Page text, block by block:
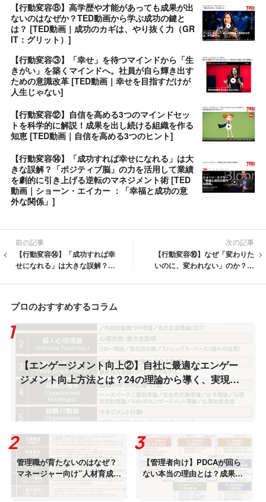
【行動変容⑧】高学歴や才能があっても成果が出
ないのはなぜか？TED動画から学ぶ成功の鍵と
は？ [TED動画｜成功のカギは、やり抜く力（GR
IT：グリット）]
【行動変容③】「幸せ」を待つマインドから「生
きがい」を築くマインドへ。社員が自ら輝き出す
ための意識改革 [TED動画｜幸せを目指すだけが
人生じゃない]
【行動変容⑫】自信を高める3つのマインドセッ
トを科学的に解説！成果を出し続ける組織を作る
知恵 [TED動画｜自信を高める3つのヒント]
【行動変容⑭】「成功すれば幸せになれる」は大
きな誤解？「ポジティブ脳」の力を活用して業績
を劇的に引き上げる逆転のマネジメント術 [TED
動画｜ショーン・エイカー ：「幸福と成功の意
外な関係」]
前の記事
【行動変容⑭】「成功すれば幸
せになれる」は大きな誤解？
て業績を劇的に引き上げる逆転
のマネジメント術 [TED動画｜シ
ョーン・エイカー ：「幸福と成
功の意外な関係」]
次の記事
【行動変容⑯】なぜ「変わりた
いのに、変われない」のか？認
と、変化を味方につける「3つの
き放つ方法]
プロのおすすめするコラム
【エンゲージメント向上②】自社に最適なエンゲー
ジメント向上方法とは？24の理論から導く、実現可
能なエンゲージメント向上 [科学的根拠に基づいた、
組織に最適なエンゲージメント・デザイン]
管理職が育たないのはなぜ？
マネージャー向け”人材育成5
原則”の導入ステップ [実行マ
ネジメント①]
【管理者向け】PDCAが回ら
ない本当の理由とは？成果が
出る“高速PDCA”の実践法 [実